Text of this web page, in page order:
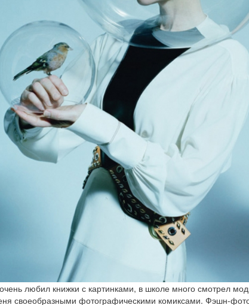
любил книжки с картинками, в школе много смотрел
своеобразными фотографическими комиксами. Фэшн-